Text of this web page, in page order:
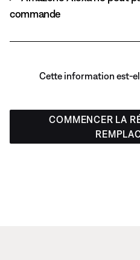
commande
Cette information est-
COMMENCER LA